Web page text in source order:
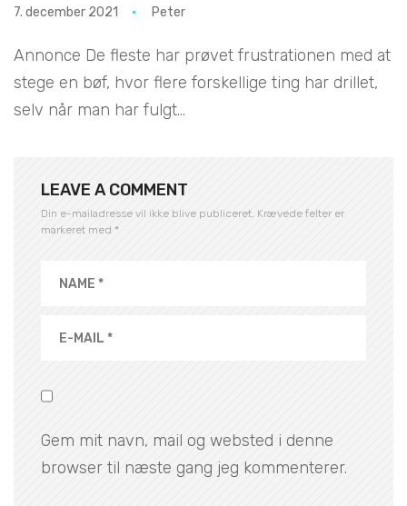
7. december 2021 Peter
Annonce De fleste har prøvet frustrationen med at
stege en bøf, hvor flere forskellige ting har drillet,
selv når man har fulgt...
LEAVE A COMMENT
Din e-mailadresse vil ikke blive publiceret. Krævede felter er
markeret med *
Gem mit navn, mail og websted i denne
browser til næste gang jeg kommenterer.